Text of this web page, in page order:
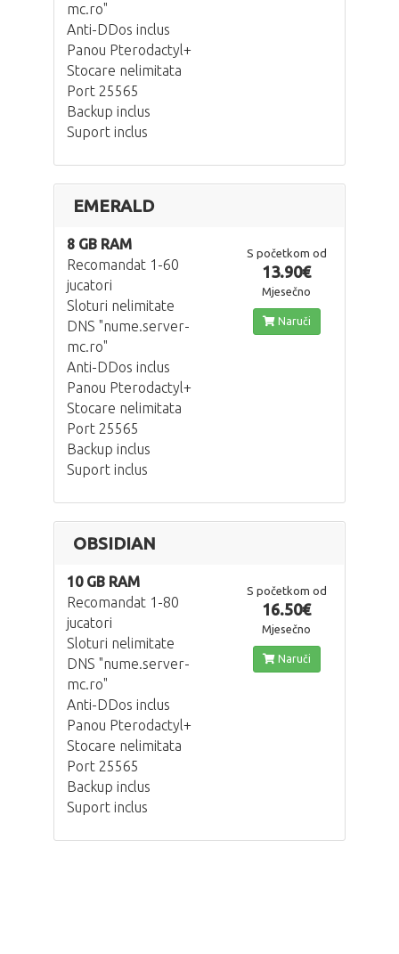
mc.ro"
Anti-DDos inclus
Panou Pterodactyl+
Stocare nelimitata
Port 25565
Backup inclus
Suport inclus
EMERALD
8 GB RAM
Recomandat 1-60
jucatori
Sloturi nelimitate
DNS "nume.server-
mc.ro"
Anti-DDos inclus
Panou Pterodactyl+
Stocare nelimitata
Port 25565
Backup inclus
Suport inclus
S početkom od
13.90€
Mjesečno
Naruči
OBSIDIAN
10 GB RAM
Recomandat 1-80
jucatori
Sloturi nelimitate
DNS "nume.server-
mc.ro"
Anti-DDos inclus
Panou Pterodactyl+
Stocare nelimitata
Port 25565
Backup inclus
Suport inclus
S početkom od
16.50€
Mjesečno
Naruči